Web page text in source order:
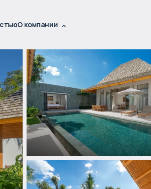
О компании